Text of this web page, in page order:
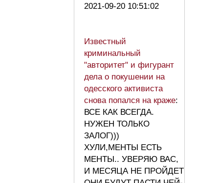
2021-09-20 10:51:02
Известный
криминальный
"авторитет" и фигурант
дела о покушении на
одесского активиста
снова попался на краже:
ВСЕ КАК ВСЕГДА.
НУЖЕН ТОЛЬКО
ЗАЛОГ)))
ХУЛИ,МЕНТЫ ЕСТЬ
МЕНТЫ.. УВЕРЯЮ ВАС,
И МЕСЯЦА НЕ ПРОЙДЕТ